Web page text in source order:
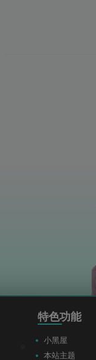
特色功能
小黑屋
本站主题